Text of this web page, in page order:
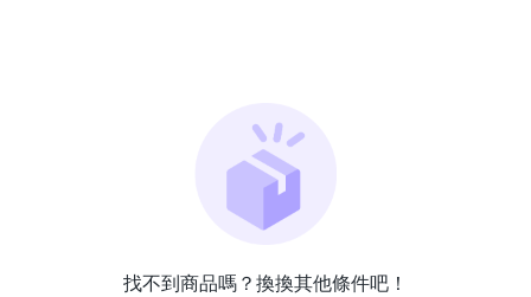
找不到商品嗎？換換其他條件吧！